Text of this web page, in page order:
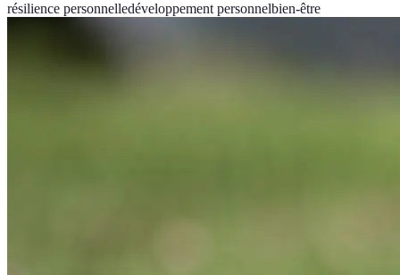
résilience personnelledéveloppement personnelbien-être